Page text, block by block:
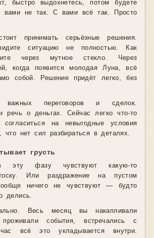
быстро выдохнетесь, потом будете
вами не так. С вами всё так. Просто
принимать серьёзные решения.
ситуацию не полностью. Как
через мутное стекло. Через
когда появится молодая Луна, всё
собой. Решение придёт легко, без
важных переговоров и сделок.
речь о деньгах. Сейчас легко что-то
согласиться на невыгодные условия
что нет сил разбираться в деталях.
грусть
эту фазу чувствуют какую-то
Или раздражение на пустом
ничего не чувствуют — будто
делись.
Весь месяц вы накапливали
проживали события, встречались с
всё это укладывается внутри.